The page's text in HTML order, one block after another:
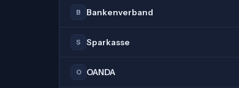
B Bankenverband
S Sparkasse
O OANDA